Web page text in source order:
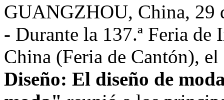
GUANGZHOU, China, 29
- Durante la 137.ª Feria
China (Feria de Cantón), el
Diseño: El diseño de